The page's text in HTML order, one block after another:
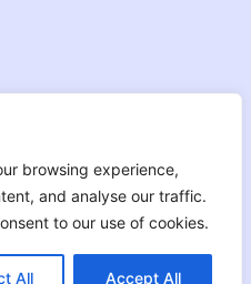
browsing experience,
and analyse our traffic.
to our use of cookies.
All Accept All